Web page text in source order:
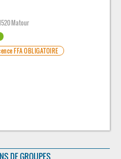
Matour
FFA OBLIGATOIRE
DE GROUPES